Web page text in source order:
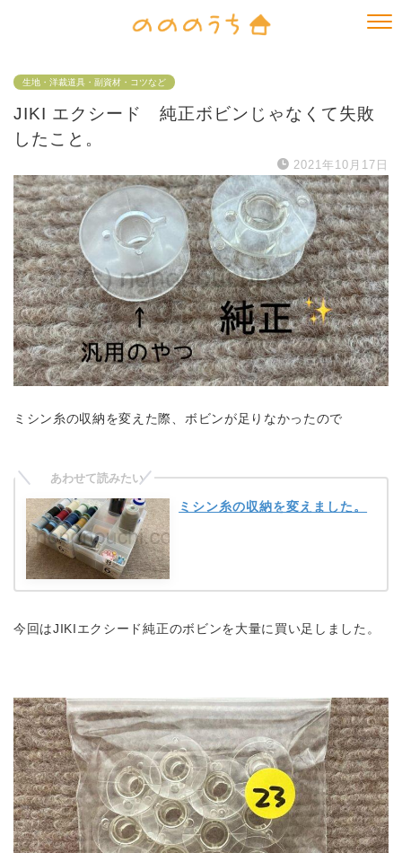
生地・洋裁道具・副資材・コツなど
JIKI エクシード 純正ボビンじゃなくて失敗
したこと。
2021年10月17日
ミシン糸の収納を変えた際、ボビンが足りなかったので
ミシン糸の収納を変えました。
今回はJIKIエクシード純正のボビンを大量に買い足しました。